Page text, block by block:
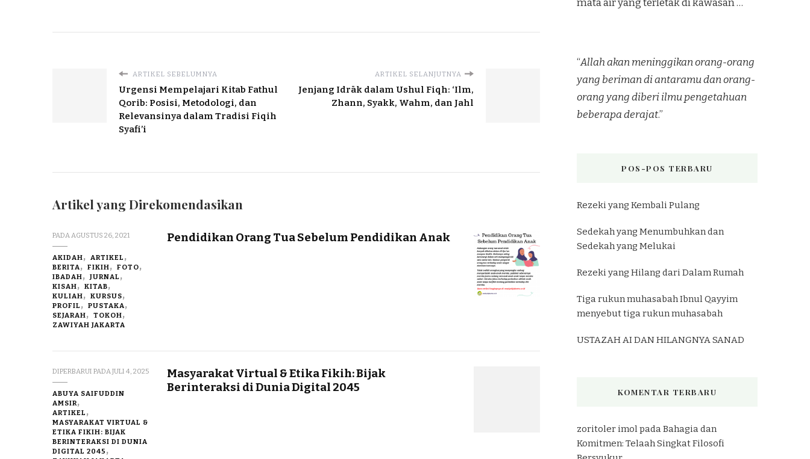
ARTIKEL SEBELUMNYA
Urgensi Mempelajari Kitab Fathul
Qorib: Posisi, Metodologi, dan
Relevansinya dalam Tradisi Fiqih
Syafi’i
ARTIKEL SELANJUTNYA
Jenjang Idrāk dalam Ushul Fiqh: ‘Ilm,
Zhann, Syakk, Wahm, dan Jahl
Artikel yang Direkomendasikan
PADAAGUSTUS 26, 2021
AKIDAH
ARTIKEL
BERITA
FIKIH
FOTO
IBADAH
JURNAL
KISAH
KITAB
KULIAH
KURSUS
PROFIL
PUSTAKA
SEJARAH
TOKOH
ZAWIYAH JAKARTA
Pendidikan Orang Tua Sebelum Pendidikan Anak
DIPERBARUI PADAJULI 4, 2025
ABUYA SAIFUDDIN
AMSIR
ARTIKEL
MASYARAKAT VIRTUAL &
ETIKA FIKIH: BIJAK
BERINTERAKSI DI DUNIA
DIGITAL 2045
Masyarakat Virtual & Etika Fikih: Bijak
Berinteraksi di Dunia Digital 2045
mata air yang terletak di kawasan …
“Allah akan meninggikan orang-orang
yang beriman di antaramu dan orang-
orang yang diberi ilmu pengetahuan
beberapa derajat.”
POS-POS TERBARU
Rezeki yang Kembali Pulang
Sedekah yang Menumbuhkan dan
Sedekah yang Melukai
Rezeki yang Hilang dari Dalam Rumah
Tiga rukun muhasabah Ibnul Qayyim
menyebut tiga rukun muhasabah
USTAZAH AI DAN HILANGNYA SANAD
KOMENTAR TERBARU
zoritoler imolpadaBahagia dan
Komitmen: Telaah Singkat Filosofi